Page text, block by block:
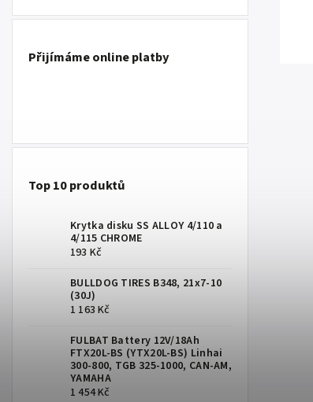
Přijímáme online platby
Top 10 produktů
Krytka disku SS ALLOY 4/110 a
4/115 CHROME
193 Kč
BULLDOG TIRES B348, 21x7-10
(30J)
1 163 Kč
FULBAT Battery 12V/18Ah
FTX20L-BS (YTX20L-BS) Linhai
300-800, TGB 325-1000, CAN-AM,
YAMAHA
1 454 Kč